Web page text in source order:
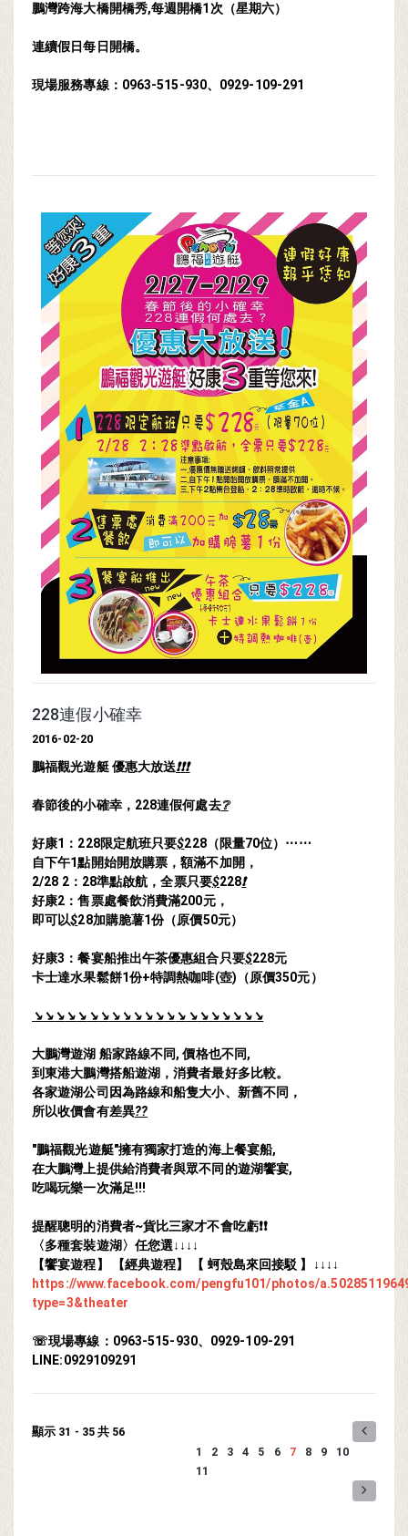
鵬灣跨海大橋開橋秀,每週開橋1次（星期六）
連續假日每日開橋。
現場服務專線：0963-515-930、0929-109-291
228連假小確幸
2016-02-20
鵬福觀光遊艇 優惠大放送❗❗❗
春節後的小確幸，228連假何處去❔
好康1：228限定航班只要$228（限量70位）⋯⋯
自下午1點開始開放購票，額滿不加開，
2/28 2：28準點啟航，全票只要$228❗
好康2：售票處餐飲消費滿200元，
即可以$28加購脆薯1份（原價50元）
好康3：餐宴船推出午茶優惠組合只要$228元
卡士達水果鬆餅1份+特調熱咖啡(壺)（原價350元）
↘ ↘ ↘ ↘ ↘ ↘↘↘↘↘ ↘ ↘ ↘ ↘ ↘↘↘↘↘ ↘ ↘
大鵬灣遊湖 船家路線不同, 價格也不同,
到東港大鵬灣搭船遊湖，消費者最好多比較。
各家遊湖公司因為路線和船隻大小、新舊不同，
所以收價會有差異??
"鵬福觀光遊艇"擁有獨家打造的海上餐宴船,
在大鵬灣上提供給消費者與眾不同的遊湖饗宴,
吃喝玩樂一次滿足!!!
提醒聰明的消費者~貨比三家才不會吃虧❗❗
〈多種套裝遊湖〉任您選↓↓↓↓
【饗宴遊程】 【經典遊程】 【 蚵殼島來回接駁 】↓↓↓↓
https://www.facebook.com/pengfu101/photos/
type=3&theater
☏現場專線：0963-515-930、0929-109-291
LINE:0929109291
顯示 31 - 35 共 56
1
2 3 4 5 6 7 8 9
10
11